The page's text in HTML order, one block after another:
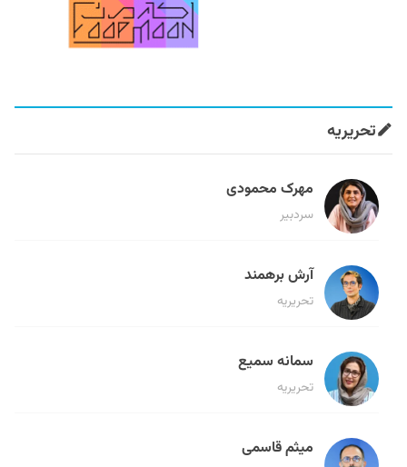
تحریریه
مهرک محمودی
سردبیر
آرش برهمند
تحریریه
سمانه سمیع
تحریریه
میثم قاسمی